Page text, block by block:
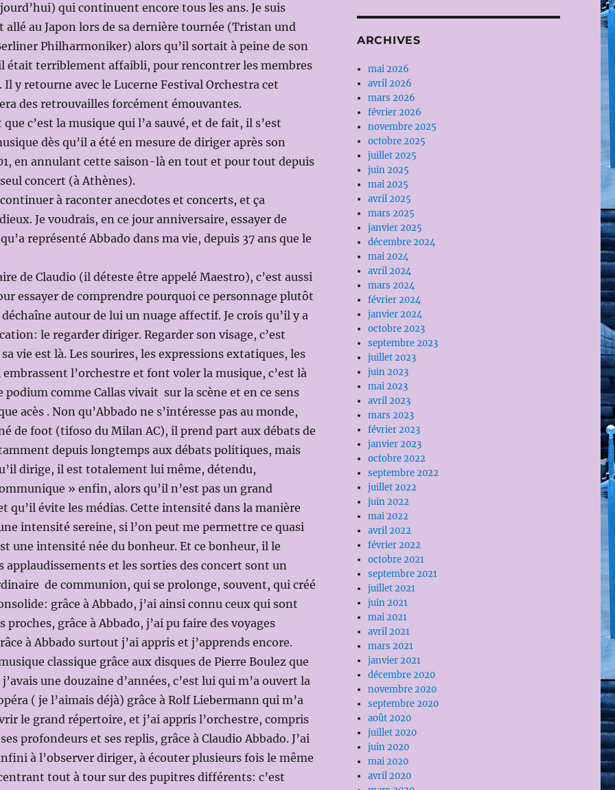
qui continuent encore tous les ans. Je suis
au Japon lors de sa dernière tournée (Tristan und
Philharmoniker) alors qu’il sortait à peine de son
était terriblement affaibli, pour rencontrer les membres
Il y retourne avec le Lucerne Festival Orchestra cet
des retrouvailles forcément émouvantes.
c’est la musique qui l’a sauvé, et de fait, il s’est
dès qu’il a été en mesure de diriger après son
en annulant cette saison-là en tout et pour tout depuis
concert (à Athènes).
à raconter anecdotes et concerts, et ça
Je voudrais, en ce jour anniversaire, essayer de
représenté Abbado dans ma vie, depuis 37 ans que le
de Claudio (il déteste être appelé Maestro), c’est aussi
essayer de comprendre pourquoi ce personnage plutôt
autour de lui un nuage affectif. Je crois qu’il y a
le regarder diriger. Regarder son visage, c’est
vie est là. Les sourires, les expressions extatiques, les
embrassent l’orchestre et font voler la musique, c’est là
podium comme Callas vivait sur la scène et en ce sens
acès . Non qu’Abbado ne s’intéresse pas au monde,
de foot (tifoso du Milan AC), il prend part aux débats de
depuis longtemps aux débats politiques, mais
dirige, il est totalement lui même, détendu,
» enfin, alors qu’il n’est pas un grand
qu’il évite les médias. Cette intensité dans la manière
intensité sereine, si l’on peut me permettre ce quasi
une intensité née du bonheur. Et ce bonheur, il le
applaudissements et les sorties des concert sont un
de communion, qui se prolonge, souvent, qui créé
grâce à Abbado, j’ai ainsi connu ceux qui sont
proches, grâce à Abbado, j’ai pu faire des voyages
à Abbado surtout j’ai appris et j’apprends encore.
classique grâce aux disques de Pierre Boulez que
une douzaine d’années, c’est lui qui m’a ouvert la
( je l’aimais déjà) grâce à Rolf Liebermann qui m’a
le grand répertoire, et j’ai appris l’orchestre, compris
profondeurs et ses replis, grâce à Claudio Abbado. J’ai
à l’observer diriger, à écouter plusieurs fois le même
tout à tour sur des pupitres différents: c’est
ARCHIVES
mai 2026
avril 2026
mars 2026
février 2026
novembre 2025
octobre 2025
juillet 2025
juin 2025
mai 2025
avril 2025
mars 2025
janvier 2025
décembre 2024
mai 2024
avril 2024
mars 2024
février 2024
janvier 2024
octobre 2023
septembre 2023
juillet 2023
juin 2023
mai 2023
avril 2023
mars 2023
février 2023
janvier 2023
octobre 2022
septembre 2022
juillet 2022
juin 2022
mai 2022
avril 2022
février 2022
octobre 2021
septembre 2021
juillet 2021
juin 2021
mai 2021
avril 2021
mars 2021
janvier 2021
décembre 2020
novembre 2020
septembre 2020
août 2020
juillet 2020
juin 2020
mai 2020
avril 2020